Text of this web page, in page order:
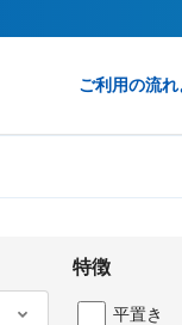
ご利用の流れ
特徴
平置き